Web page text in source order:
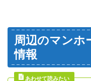
周辺のマンホ
情報